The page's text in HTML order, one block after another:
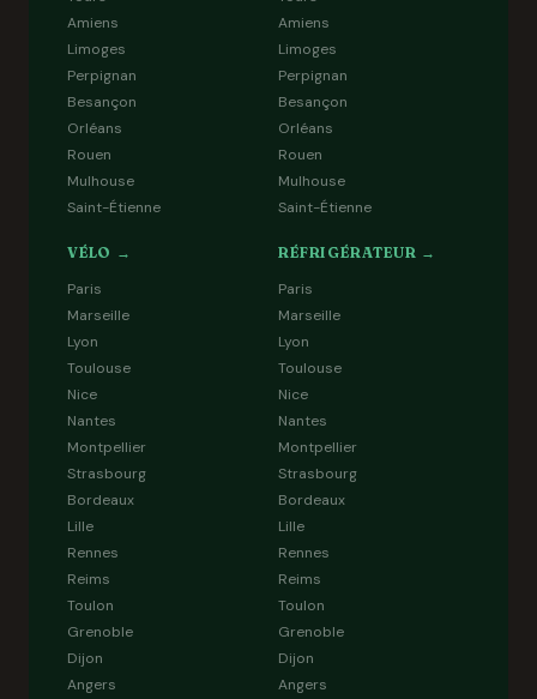
Amiens
Limoges
Perpignan
Besançon
Orléans
Rouen
Mulhouse
Saint-Étienne
Amiens
Limoges
Perpignan
Besançon
Orléans
Rouen
Mulhouse
Saint-Étienne
VÉLO →
Paris
Marseille
Lyon
Toulouse
Nice
Nantes
Montpellier
Strasbourg
Bordeaux
Lille
Rennes
Reims
Toulon
Grenoble
Dijon
Angers
RÉFRIGÉRATEUR →
Paris
Marseille
Lyon
Toulouse
Nice
Nantes
Montpellier
Strasbourg
Bordeaux
Lille
Rennes
Reims
Toulon
Grenoble
Dijon
Angers